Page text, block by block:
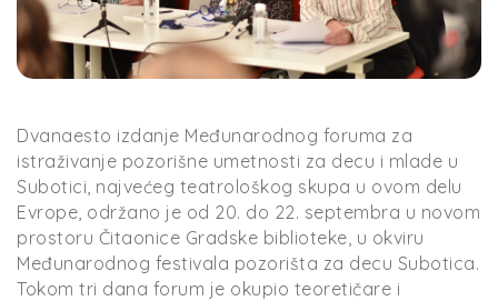
Dvanaesto izdanje Međunarodnog foruma za
istraživanje pozorišne umetnosti za decu i mlade u
Subotici, najvećeg teatrološkog skupa u ovom delu
Evrope, održano je od 20. do 22. septembra u novom
prostoru Čitaonice Gradske biblioteke, u okviru
Međunarodnog festivala pozorišta za decu Subotica.
Tokom tri dana forum je okupio teoretičare i